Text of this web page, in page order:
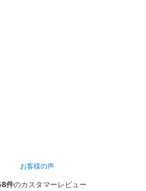
お客様の声
件のカスタマーレビュー